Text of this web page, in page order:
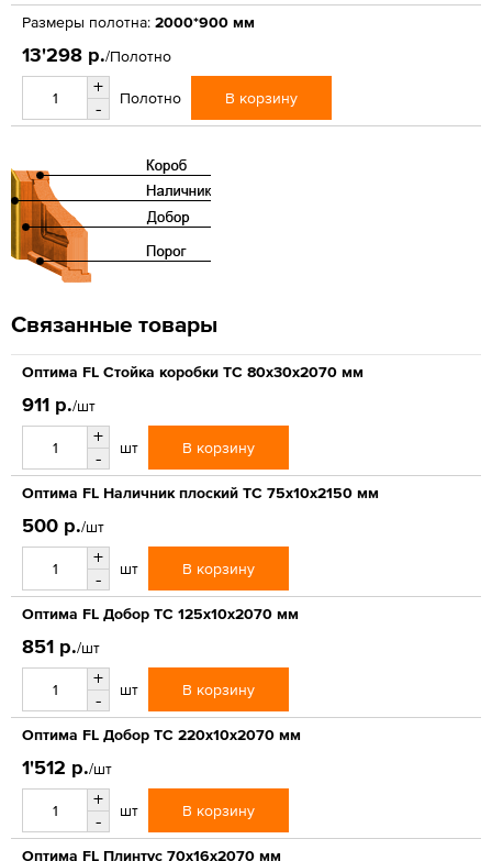
Размеры полотна: 2000*900 мм
13'298 р./Полотно
+
-
Полотно В корзину
Связанные товары
Оптима FL Стойка коробки ТС 80х30х2070 мм
911 р./шт
+
-
шт В корзину
Оптима FL Наличник плоский ТС 75х10х2150 мм
500 р./шт
+
-
шт В корзину
Оптима FL Добор ТС 125х10х2070 мм
851 р./шт
+
-
шт В корзину
Оптима FL Добор ТС 220х10х2070 мм
1'512 р./шт
+
-
шт В корзину
Оптима FL Плинтус 70х16х2070 мм